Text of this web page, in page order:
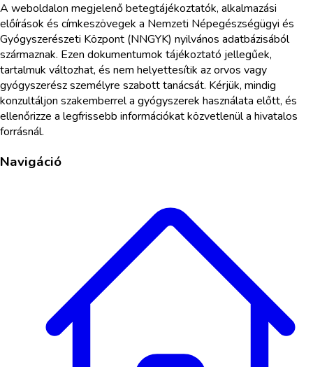
A weboldalon megjelenő betegtájékoztatók, alkalmazási
előírások és címkeszövegek a Nemzeti Népegészségügyi és
Gyógyszerészeti Központ (NNGYK) nyilvános adatbázisából
származnak. Ezen dokumentumok tájékoztató jellegűek,
tartalmuk változhat, és nem helyettesítik az orvos vagy
gyógyszerész személyre szabott tanácsát. Kérjük, mindig
konzultáljon szakemberrel a gyógyszerek használata előtt, és
ellenőrizze a legfrissebb információkat közvetlenül a hivatalos
forrásnál.
Navigáció